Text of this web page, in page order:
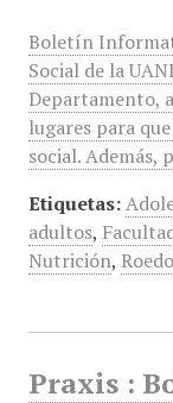
Boletín
Social de la
Departamento,
lugares para
social. Además,
Etiquetas:
adultos,
Nutrición,
Praxis :